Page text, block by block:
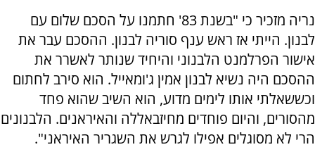
נריה מזכיר כי "בשנת 83' חתמנו על הסכם שלום עם
לבנון. הייתי אז ראש ענף סוריה לבנון. ההסכם עבר את
אישור הפרלמנט הלבנוני והיחיד שנותר לאשרר את
ההסכם היה נשיא לבנון אמין ג'ומאייל. הוא סירב לחתום
וכששאלתי אותו לימים מדוע, הוא השיב שהוא פחד
מהסורים, והיום פוחדים מחיזבאללה והאיראנים. הלבנונים
הרי לא מסוגלים אפילו לגרש את השגריר האיראני".